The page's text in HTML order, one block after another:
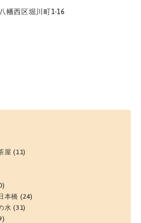
幡西区堀川町1-16
屋 (11)
本橋 (24)
水 (31)